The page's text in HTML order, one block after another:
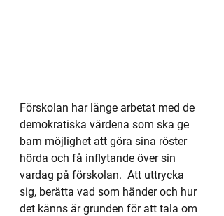
Förskolan har länge arbetat med de
demokratiska värdena som ska ge
barn möjlighet att göra sina röster
hörda och få inflytande över sin
vardag på förskolan.  Att uttrycka
sig, berätta vad som händer och hur
det känns är grunden för att tala om